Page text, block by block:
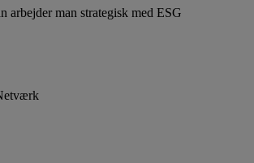
arbejder man strategisk med ESG